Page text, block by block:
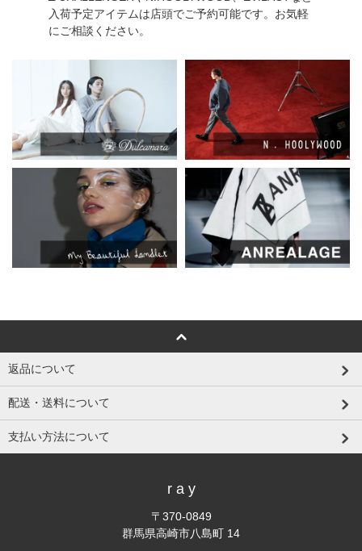
入荷予定アイテムは店頭でご予約可能です。お気軽
にご相談ください。
返品について
配送・送料について
支払い方法について
r a y
〒370-0849
群馬県高崎市八島町 14